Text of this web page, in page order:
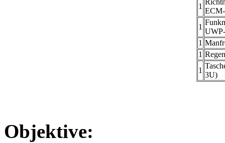
1
1
1
1
1
3U)
Objektive: